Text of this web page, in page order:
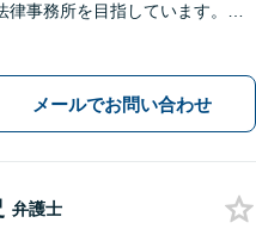
律事務所を目指しています。相
。早期解決には、早めのご相談
です。
メールでお問い合わせ
弁護士